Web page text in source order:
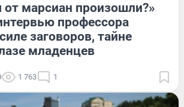
марсиан произошли?»
профессора
заговоров, тайне
младенцев
1 763 1